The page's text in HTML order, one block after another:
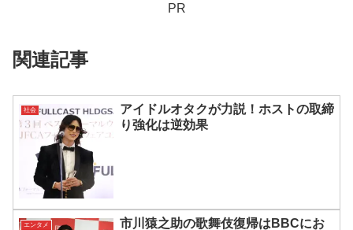
PR
関連記事
社会
アイドルオタクが力説！ホストの取締
り強化は逆効果
エンタメ
市川猿之助の歌舞伎復帰はBBCにお